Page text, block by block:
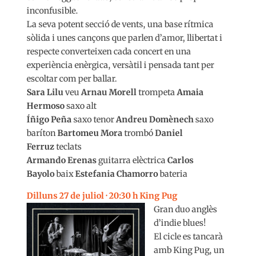
inconfusible.
La seva potent secció de vents, una base rítmica
sòlida i unes cançons que parlen d’amor, llibertat i
respecte converteixen cada concert en una
experiència enèrgica, versàtil i pensada tant per
escoltar com per ballar.
Sara Lilu veu Arnau Morell trompeta Amaia
Hermososaxo alt
Íñigo Peña saxo tenorAndreu Domènechsaxo
baríton Bartomeu Mora trombóDaniel
Ferruzteclats
Armando Erenasguitarra elèctrica Carlos
BayolobaixEstefania Chamorrobateria
Dilluns 27 de juliol · 20:30 h King Pug
Gran duo anglès
d’indie blues!
El cicle es tancarà
amb King Pug, un